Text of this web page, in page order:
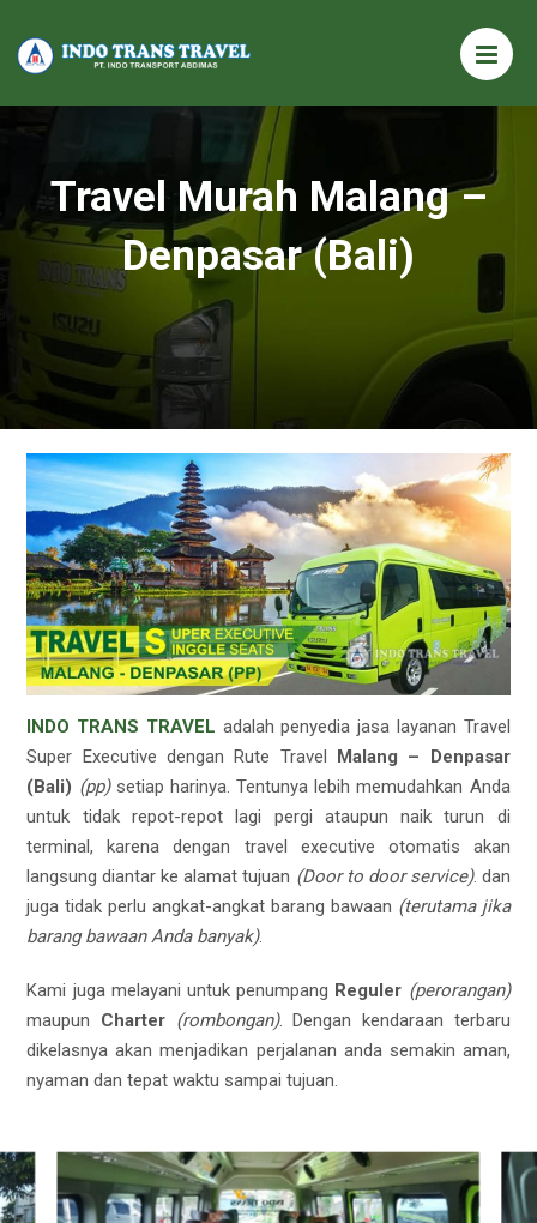
Travel Murah Malang –
Denpasar (Bali)
INDO TRANS TRAVEL adalah penyedia jasa layanan Travel
Super Executive dengan Rute Travel Malang – Denpasar
(Bali) (pp)setiap harinya. Tentunya lebih memudahkan Anda
untuk tidak repot-repot lagi pergi ataupun naik turun di
terminal, karena dengan travel executive otomatis akan
langsung diantar ke alamat tujuan (Door to door service). dan
juga tidak perlu angkat-angkat barang bawaan (terutama jika
barang bawaan Anda banyak).
Kami juga melayani untuk penumpang Reguler (perorangan)
maupun Charter (rombongan). Dengan kendaraan terbaru
dikelasnya akan menjadikan perjalanan anda semakin aman,
nyaman dan tepat waktu sampai tujuan.